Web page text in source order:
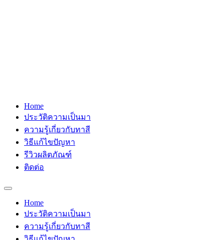
Home
ประวัติความเป็นมา
ความรู้เกี่ยวกับทาสี
วิธีแก้ไขปัญหา
รีวิวผลิตภัณฑ์
ติดต่อ
Home
ประวัติความเป็นมา
ความรู้เกี่ยวกับทาสี